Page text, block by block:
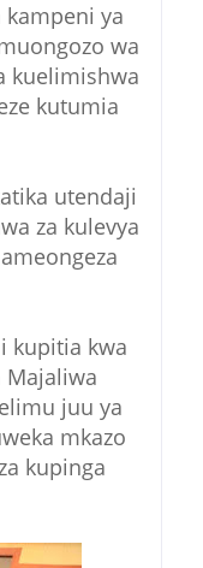
ya
wa
kuelimishwa
kutumia
utendaji
za kulevya
kupitia kwa
Majaliwa
juu ya
mkazo
kupinga